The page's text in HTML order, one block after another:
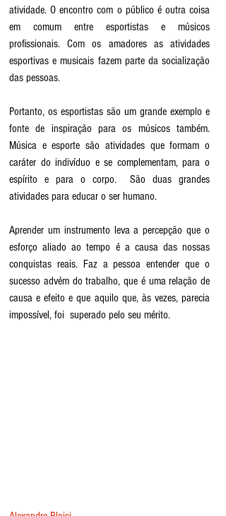
atividade. O encontro com o público é outra coisa
em comum entre esportistas e músicos
profissionais. Com os amadores as atividades
esportivas e musicais fazem parte da socialização
das pessoas.
Portanto, os esportistas são um grande exemplo e
fonte de inspiração para os músicos também.
Música e esporte são atividades que formam o
caráter do indivíduo e se complementam, para o
espírito e para o corpo.  São duas grandes
atividades para educar o ser humano.
Aprender um instrumento leva a percepção que o
esforço aliado ao tempo é a causa das nossas
conquistas reais. Faz a pessoa entender que o
sucesso advém do trabalho, que é uma relação de
causa e efeito e que aquilo que, às vezes, parecia
impossível, foi  superado pelo seu mérito.